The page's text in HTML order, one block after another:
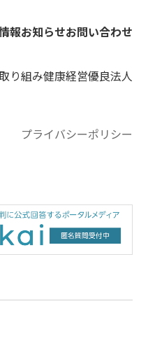
報お知らせお問い合わせ
り組み健康経営優良法人
プライバシーポリシー